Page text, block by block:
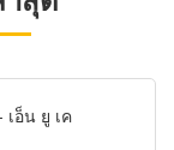
อ็น ยู เค